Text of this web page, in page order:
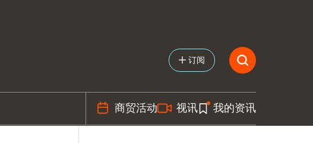
订阅
商贸活动 视讯 我的资讯